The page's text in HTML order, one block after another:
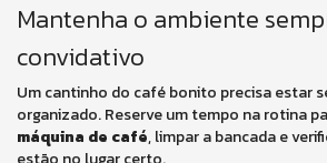
Mantenha o ambiente
convidativo
Um cantinho do café bonito precisa estar
organizado. Reserve um tempo na rotina
máquina de café, limpar a bancada e